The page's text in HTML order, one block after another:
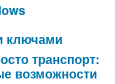
ключами
транспорт:
возможности